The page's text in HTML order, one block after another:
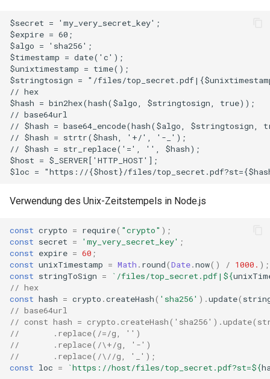
newrelic
nsq
ntlm
openidc
openssl
perf
prettycjson
pubsub
qless-web
qless
rabbitmqstomp
rack
radixtree
$secret = 'my_very_secret_key';
$expire = 60;
$algo = 'sha256';
$timestamp = date('c');
$unixtimestamp = time();
$stringtosign = "/files/
// hex
$hash = bin2hex(hash($algo, $stringtosign, true));
// base64url
// $hash = base64_encode(hash($algo, $stringtosign,
// $hash = strtr($hash, '+/', '-_');
// $hash = str_replace('=', '', $hash);
$host = $_SERVER['HTTP_HOST'];
$loc = "https://{$host}/files/
Verwendung des Unix-Zeitstempels in Node.js
const crypto = require( "crypto" );
const secret = 'my_very_secret_key' ;
const expire = 60 ;
const unixTimestamp = Math . round(Date.now() / 1000. );
const stringToSign = `/files/top_secret.pdf| ${
// hex
const hash = crypto .createHash( 'sha256' ).update(
// base64url
// const hash =
//       .replace(/=/g, '')
//       .replace(/\+/g, '-')
//       .replace(/\//g, '_');
const loc = `https://host/files/top_secret.pdf?st=${